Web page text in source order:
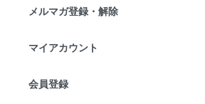
メルマガ登録・解除
マイアカウント
会員登録